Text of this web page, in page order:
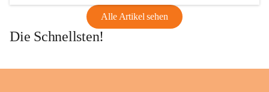
Alle Artikel sehen
Die Schnellsten!
+1